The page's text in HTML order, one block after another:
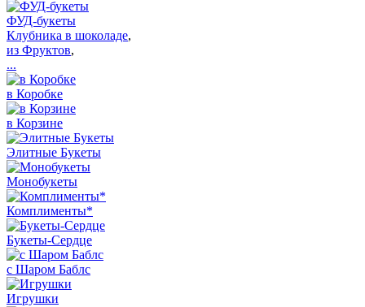
ФУД-букеты
Клубника в шоколаде,
из Фруктов,
...
в Коробке
в Корзине
Элитные Букеты
Монобукеты
Комплименты*
Букеты-Сердце
с Шаром Баблс
Игрушки